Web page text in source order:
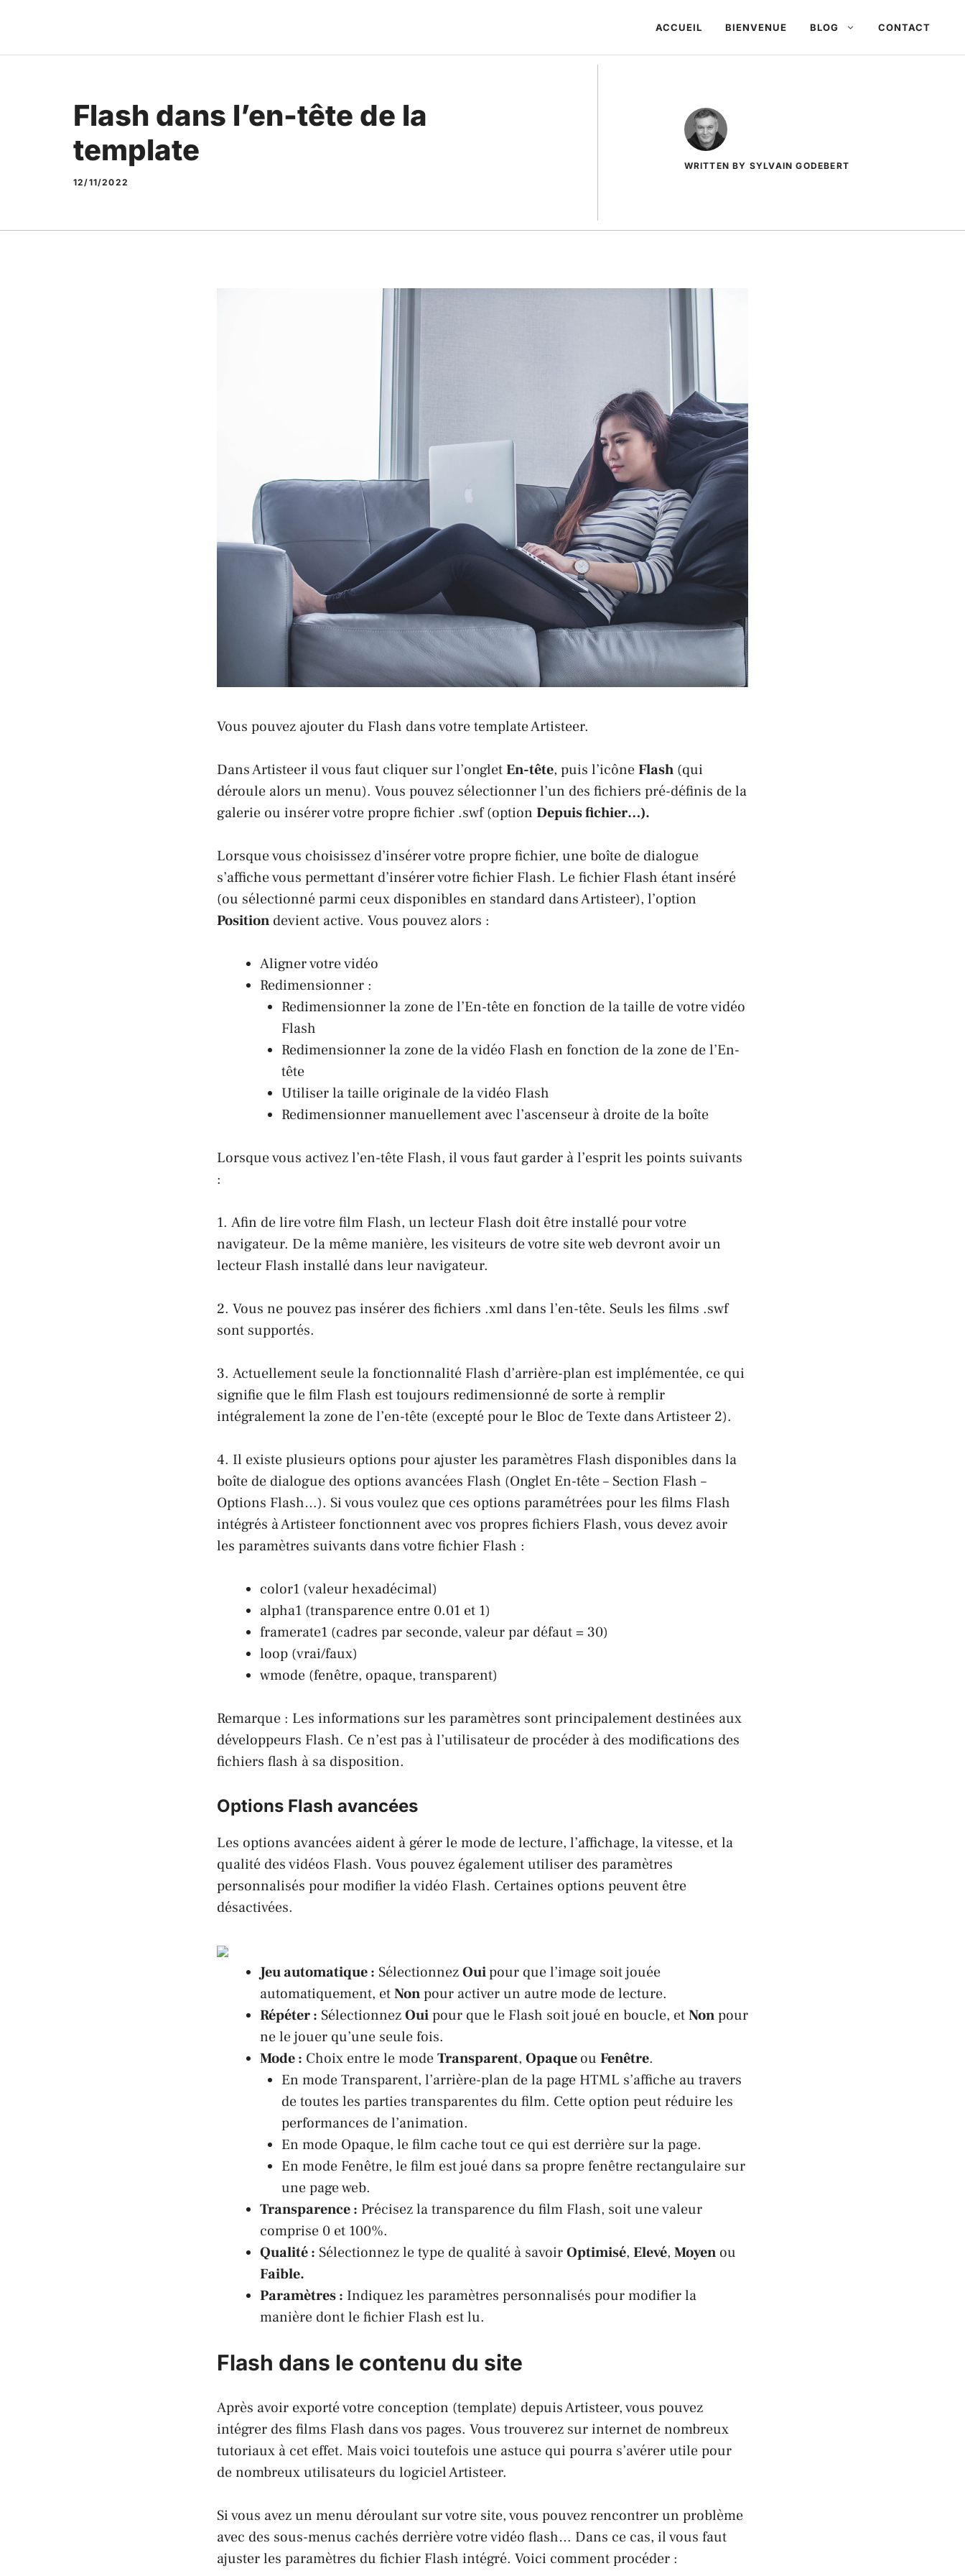
contenu
ACCUEIL BIENVENUE BLOG CONTACT
Flash dans l’en-tête de la
template
12/11/2022
WRITTEN BY SYLVAIN GODEBERT
Vous pouvez ajouter du Flash dans votre template Artisteer.
Dans Artisteer il vous faut cliquer sur l’ongletEn-tête, puis l’icôneFlash (qui
déroule alors un menu). Vous pouvez sélectionner l’un des fichiers pré-définis de la
galerie ou insérer votre propre fichier .swf (option Depuis fichier…).
Lorsque vous choisissez d’insérer votre propre fichier, une boîte de dialogue
s’affiche vous permettant d’insérer votre fichier Flash. Le fichier Flash étant inséré
(ou sélectionné parmi ceux disponibles en standard dans Artisteer), l’option
Position devient active. Vous pouvez alors :
Aligner votre vidéo
Redimensionner :
Redimensionner la zone de l’En-tête en fonction de la taille de votre vidéo
Flash
Redimensionner la zone de la vidéo Flash en fonction de la zone de l’En-
tête
Utiliser la taille originale de la vidéo Flash
Redimensionner manuellement avec l’ascenseur à droite de la boîte
Lorsque vous activez l’en-tête Flash, il vous faut garder à l’esprit les points suivants
:
1. Afin de lire votre film Flash, un lecteur Flash doit être installé pour votre
navigateur. De la même manière, les visiteurs de votre site web devront avoir un
lecteur Flash installé dans leur navigateur.
2. Vous ne pouvez pas insérer des fichiers .xml dans l’en-tête. Seuls les films .swf
sont supportés.
3. Actuellement seule la fonctionnalité Flash d’arrière-plan est implémentée, ce qui
signifie que le film Flash est toujours redimensionné de sorte à remplir
intégralement la zone de l’en-tête (excepté pour le Bloc de Texte dans Artisteer 2).
4. Il existe plusieurs options pour ajuster les paramètres Flash disponibles dans la
boîte de dialogue des options avancées Flash (Onglet En-tête – Section Flash –
Options Flash…). Si vous voulez que ces options paramétrées pour les films Flash
intégrés à Artisteer fonctionnent avec vos propres fichiers Flash, vous devez avoir
les paramètres suivants dans votre fichier Flash :
color1 (valeur hexadécimal)
alpha1 (transparence entre 0.01 et 1)
framerate1 (cadres par seconde, valeur par défaut = 30)
loop (vrai/faux)
wmode (fenêtre, opaque, transparent)
Remarque : Les informations sur les paramètres sont principalement destinées aux
développeurs Flash. Ce n’est pas à l’utilisateur de procéder à des modifications des
fichiers flash à sa disposition.
Options Flash avancées
Les options avancées aident à gérer le mode de lecture, l’affichage, la vitesse, et la
qualité des vidéos Flash. Vous pouvez également utiliser des paramètres
personnalisés pour modifier la vidéo Flash. Certaines options peuvent être
désactivées.
Jeu automatique : SélectionnezOuipour que l’image soit jouée
automatiquement, etNonpour activer un autre mode de lecture.
Répéter : SélectionnezOuipour que le Flash soit joué en boucle, etNonpour
ne le jouer qu’une seule fois.
Mode : Choix entre le modeTransparent, Opaqueou Fenêtre.
En mode Transparent, l’arrière-plan de la page HTML s’affiche au travers
de toutes les parties transparentes du film. Cette option peut réduire les
performances de l’animation.
En mode Opaque, le film cache tout ce qui est derrière sur la page.
En mode Fenêtre, le film est joué dans sa propre fenêtre rectangulaire sur
une page web.
Transparence : Précisez la transparence du film Flash, soit une valeur
comprise 0 et 100%.
Qualité : Sélectionnez le type de qualité à savoirOptimisé, Elevé, Moyen ou
Faible.
Paramètres : Indiquez les paramètres personnalisés pour modifier la
manière dont le fichier Flash est lu.
Flash dans le contenu du site
Après avoir exporté votre conception (template) depuis Artisteer, vous pouvez
intégrer des films Flash dans vos pages. Vous trouverez sur internet de nombreux
tutoriaux à cet effet. Mais voici toutefois une astuce qui pourra s’avérer utile pour
de nombreux utilisateurs du logiciel Artisteer.
Si vous avez un menu déroulant sur votre site, vous pouvez rencontrer un problème
avec des sous-menus cachés derrière votre vidéo flash… Dans ce cas, il vous faut
ajuster les paramètres du fichier Flash intégré. Voici comment procéder :